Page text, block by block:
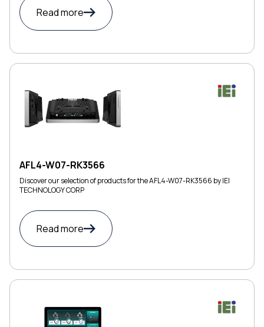
Read more
AFL4-W07-RK3566
Discover our selection of products for the AFL4-W07-RK3566 by IEI
TECHNOLOGY CORP
Read more